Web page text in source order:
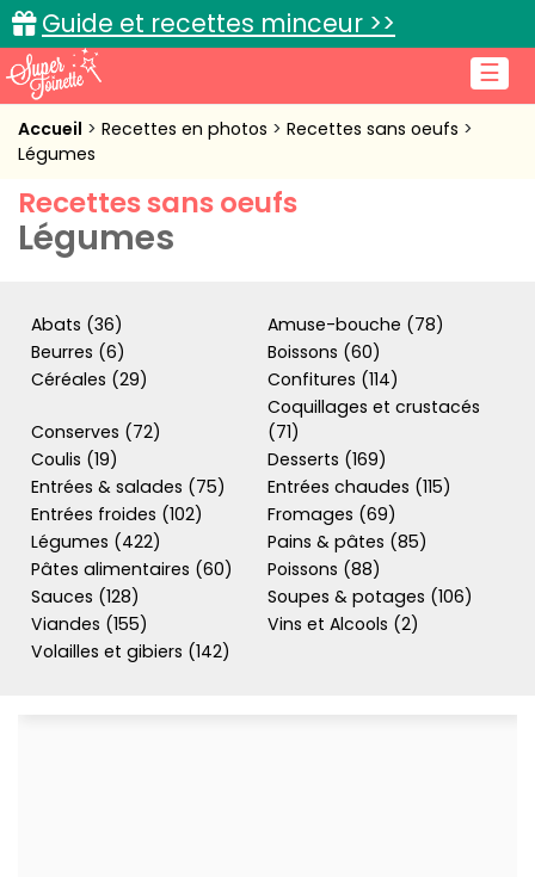
☰
Guide et recettes minceur >>
Accueil
Cuisine pratique
Connexion
Accueil Recettes en photos
Recettes sans oeufs
Légumes
Recettes sans oeufs
Légumes
Abats (36)
Amuse-bouche (78)
Beurres (6)
Boissons (60)
Céréales (29)
Confitures (114)
Conserves (72)
Coquillages et crustacés
(71)
Coulis (19)
Desserts (169)
Entrées & salades (75)
Entrées chaudes (115)
Entrées froides (102)
Fromages (69)
Légumes (422)
Pains & pâtes (85)
Pâtes alimentaires (60)
Poissons (88)
Sauces (128)
Soupes & potages (106)
Viandes (155)
Vins et Alcools (2)
Volailles et gibiers (142)